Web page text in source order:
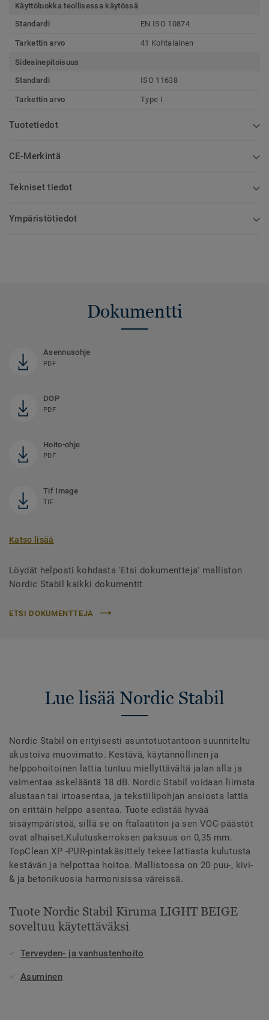
Käyttöluokka teollisessa käytössä
Standardi
EN ISO 10874
Tarkettin arvo 41 Kohtalainen
Sideainepitoisuus
Standardi
ISO 11638
Tarkettin arvo Type I
Tuotetiedot
CE-Merkintä
Tekniset tiedot
Ympäristötiedot
Dokumentti
Asennusohje
PDF
DOP
PDF
Hoito-ohje
PDF
Tif Image
TIF
Katso lisää
Löydät helposti kohdasta 'Etsi dokumentteja' malliston
Nordic Stabil kaikki dokumentit
ETSI DOKUMENTTEJA
Lue lisää Nordic Stabil
Nordic Stabil on erityisesti asuntotuotantoon suunniteltu
akustoiva muovimatto. Kestävä, käytännöllinen ja
helppohoitoinen lattia tuntuu miellyttävältä jalan alla ja
vaimentaa askelääntä 18 dB. Nordic Stabil voidaan liimata
alustaan tai irtoasentaa, ja tekstiilipohjan ansiosta lattia
on erittäin helppo asentaa. Tuote edistää hyvää
sisäympäristöä, sillä se on ftalaatiton ja sen VOC-päästöt
ovat alhaiset.Kulutuskerroksen paksuus on 0,35 mm.
TopClean XP -PUR-pintakäsittely tekee lattiasta kulutusta
kestävän ja helpottaa hoitoa. Mallistossa on 20 puu-, kivi-
& ja betonikuosia harmonisissa väreissä.
Tuote Nordic Stabil Kiruma LIGHT BEIGE
soveltuu käytettäväksi
Terveyden- ja vanhustenhoito
Asuminen